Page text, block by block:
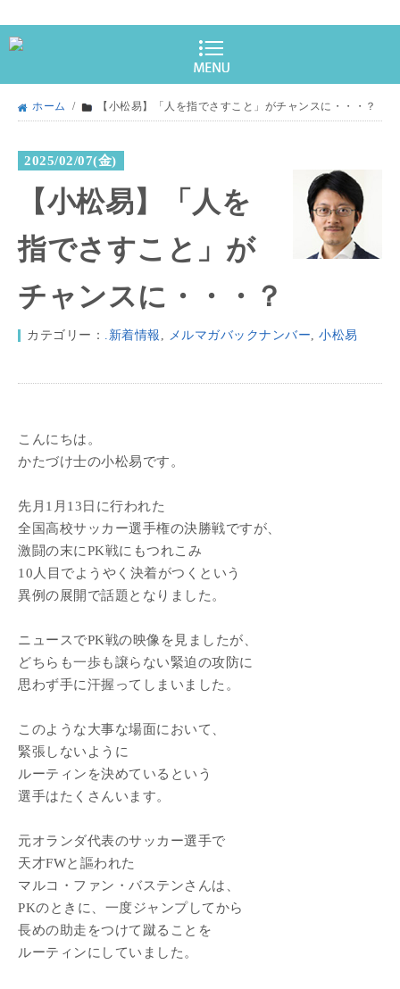
ホーム / 【小松易】「人を指でさすこと」がチャンスに・・・？
2025/02/07(金)
【小松易】「人を
指でさすこと」が
チャンスに・・・？
カテゴリー： .新着情報 , メルマガバックナンバー, 小松易
こんにちは。
かたづけ士の小松易です。
先月1月13日に行われた
全国高校サッカー選手権の決勝戦ですが、
激闘の末にPK戦にもつれこみ
10人目でようやく決着がつくという
異例の展開で話題となりました。
ニュースでPK戦の映像を見ましたが、
どちらも一歩も譲らない緊迫の攻防に
思わず手に汗握ってしまいました。
このような大事な場面において、
緊張しないように
ルーティンを決めているという
選手はたくさんいます。
元オランダ代表のサッカー選手で
天才FWと謳われた
マルコ・ファン・バステンさんは、
PKのときに、一度ジャンプしてから
長めの助走をつけて蹴ることを
ルーティンにしていました。